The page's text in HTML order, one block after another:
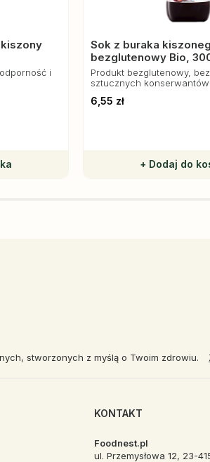
i
Sok z buraka
bezglutenowy Bio,
Produkt bezglutenowy,
sztucznych
zdrowia.
6,55 zł
+ Dodaj do
stworzonych z myślą o Twoim zdrowiu.
KONTAKT
Foodnest.pl
ul. Przemysłowa 12, 23-